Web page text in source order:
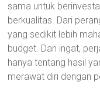
sama untuk
berkualitas. Dari
yang sedikit lebih
budget. Dan ingat,
hanya tentang hasil
merawat diri dengan